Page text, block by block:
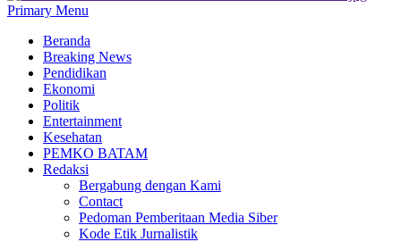
Primary Menu
Beranda
Breaking News
Pendidikan
Ekonomi
Politik
Entertainment
Kesehatan
PEMKO BATAM
Redaksi
Bergabung dengan Kami
Contact
Pedoman Pemberitaan Media Siber
Kode Etik Jurnalistik